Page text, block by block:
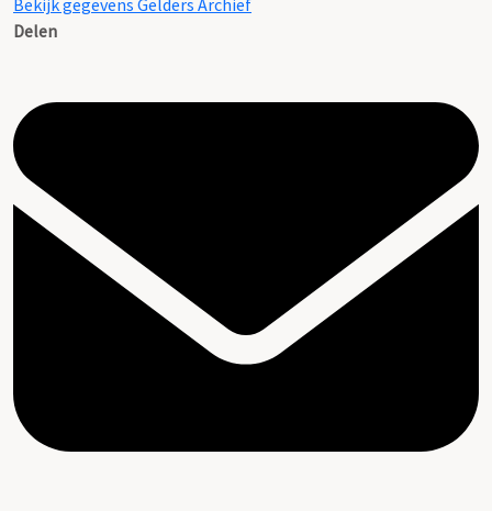
Bekijk gegevens Gelders Archief
Delen